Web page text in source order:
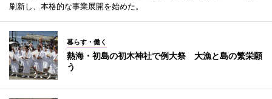
刷新し、本格的な事業展開を始めた。
暮らす・働く
熱海・初島の初木神社で例大祭 大漁と島の繁栄願
う